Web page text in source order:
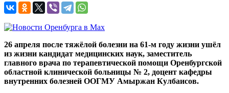
26 апреля после тяжёлой болезни на 61-м году жизни ушёл
из жизни кандидат медицинских наук, заместитель
главного врача по терапевтической помощи Оренбургской
областной клинической больницы № 2, доцент кафедры
внутренних болезней ООГМУ Амыржан Кулбаисов.